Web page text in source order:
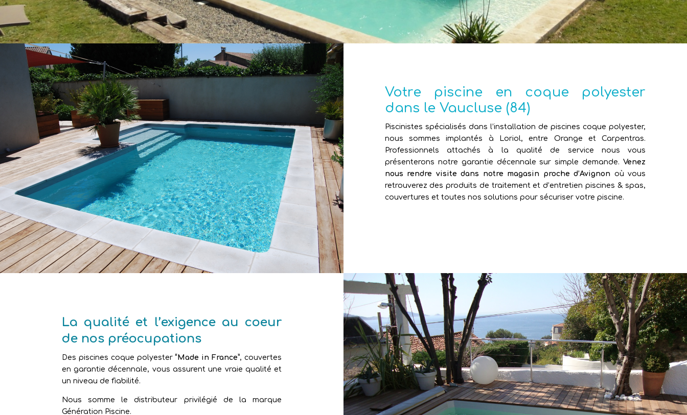
Votre piscine en coque polyester
dans le Vaucluse (84)
Piscinistes spécialisés dans l’installation de piscines coque polyester,
nous sommes implantés à Loriol, entre Orange et Carpentras.
Professionnels attachés à la qualité de service nous vous
présenterons notre garantie décennale sur simple demande.Venez
nous rendre visite dans notre magasin proche d’Avignon où vous
retrouverez des produits de traitement et d’entretien piscines & spas,
couvertures et toutes nos solutions pour sécuriser votre piscine.
La qualité et l’exigence au coeur
de nos préocupations
Des piscines coque polyester“Made in France”, couvertes
en garantie décennale, vous assurent une vraie qualité et
un niveau de fiabilité.
Nous somme le distributeur privilégié de la marque
Génération Piscine.